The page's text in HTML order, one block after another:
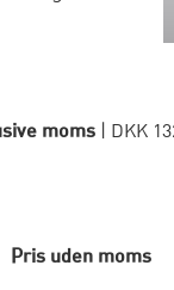
moms | DKK
Pris uden moms